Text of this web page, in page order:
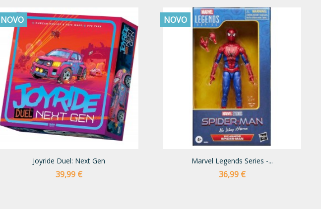
Joyride Duel: Next Gen
Preço
39,99 €
NOVO
Marvel Legends Series -...
Preço
36,99 €
NOVO